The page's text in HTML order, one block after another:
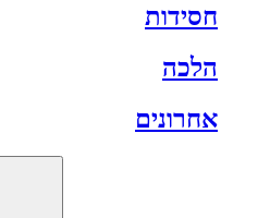
חסידות
הלכה
אחרונים